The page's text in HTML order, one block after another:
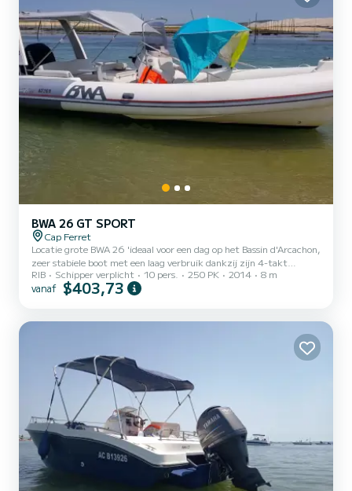
BWA 26 GT SPORT
Cap Ferret
Locatie grote BWA 26 'ideaal voor een dag op het Bassin d'Arcachon,
zeer stabiele boot met een laag verbruik dankzij zijn 4-takt
injectiemotor. De boot is uitgerust met een dieptemeter en een
prachtige achtersteven met tafel en een groot zonnedek voorzien
RIB Schipper verplicht 10 pers. 250 PK 2014 8 m
vanaf $403,73